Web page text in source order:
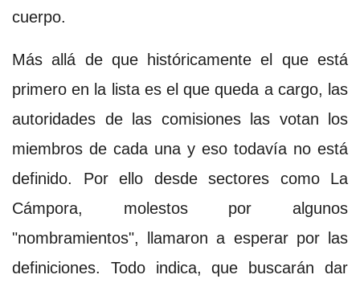
cuerpo.
Más allá de que históricamente el que está
primero en la lista es el que queda a cargo, las
autoridades de las comisiones las votan los
miembros de cada una y eso todavía no está
definido. Por ello desde sectores como La
Cámpora, molestos por algunos
"nombramientos", llamaron a esperar por las
definiciones. Todo indica, que buscarán dar